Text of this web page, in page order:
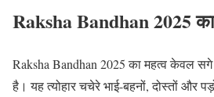
Raksha Bandhan 2025
Raksha Bandhan 2025 का महत्व केवल सगे
है। यह त्योहार चचेरे भाई-बहनों, दोस्तों और